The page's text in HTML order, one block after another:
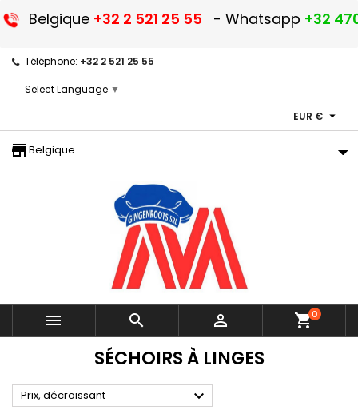
Belgique +32 2 521 25 55 - Whatsapp +32
Téléphone: +32 2 521 25 55
Select Language ▼
EUR € 
storefront
Belgique
   shopping_cart0
SÉCHOIRS À LINGES
Prix, décroissant 